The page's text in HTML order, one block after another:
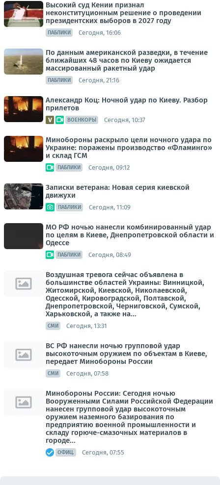
Высокий суд Кении признал
неконституционным решение о проведении
президентских выборов в 2027 году
ПАБЛИКИ Сегодня, 16:06
По данным американской разведки, в течение
ближайших 48 часов по Киеву ожидается
массированный ракетный удар
ПАБЛИКИ Сегодня, 21:16
Александр Коц: Ночной удар по Киеву. Разбор
прилетов
ВОЕНКОРЫ Сегодня, 10:37
Минобороны раскрыло цели ночного удара по
Украине: поражены производство «Фламинго»
и склад ГСМ
ПАБЛИКИ Сегодня, 09:12
Записки ветерана: Новая серия киевской
движухи
ПАБЛИКИ Сегодня, 11:09
МО РФ ночью нанесли комбинированный удар
по целям в Киеве, Днепропетровской области и
Одессе
ПАБЛИКИ Сегодня, 08:49
Воздушная тревога сейчас объявлена в
большинстве областей Украины: Винницкой,
Житомирской, Киевской, Николаевской,
Одесской, Кировоградской, Полтавской,
Днепропетровской, Черниговской, Сумской,
Харьковской, а также на...
СМИ Сегодня, 13:31
ВС РФ нанесли ночью групповой удар
высокоточным оружием по объектам в Киеве,
передает Минобороны России
СМИ Сегодня, 07:58
Минобороны России: Сегодня ночью
Вооруженными Силами Российской Федерации
нанесен групповой удар высокоточным
оружием наземного базирования по
предприятию военной промышленности и
складу горюче-смазочных материалов в
городе...
ОФИЦ. Сегодня, 07:55